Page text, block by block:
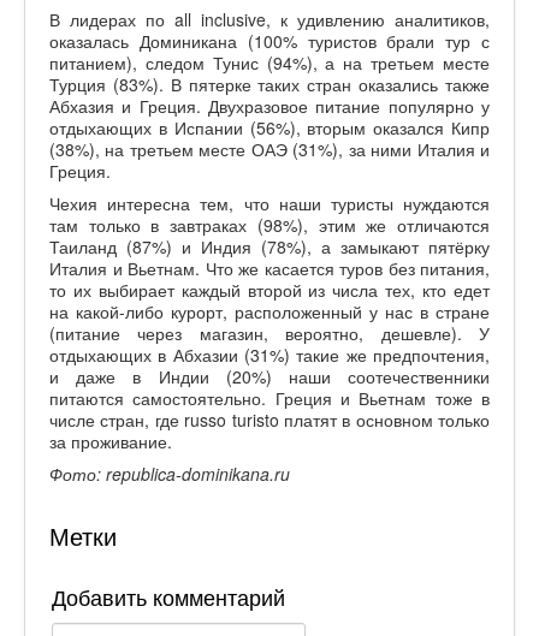
В лидерах по all inclusive, к удивлению аналитиков,
оказалась Доминикана (100% туристов брали тур с
питанием), следом Тунис (94%), а на третьем месте
Турция (83%). В пятерке таких стран оказались также
Абхазия и Греция. Двухразовое питание популярно у
отдыхающих в Испании (56%), вторым оказался Кипр
(38%), на третьем месте ОАЭ (31%), за ними Италия и
Греция.
Чехия интересна тем, что наши туристы нуждаются
там только в завтраках (98%), этим же отличаются
Таиланд (87%) и Индия (78%), а замыкают пятёрку
Италия и Вьетнам. Что же касается туров без питания,
то их выбирает каждый второй из числа тех, кто едет
на какой-либо курорт, расположенный у нас в стране
(питание через магазин, вероятно, дешевле). У
отдыхающих в Абхазии (31%) такие же предпочтения,
и даже в Индии (20%) наши соотечественники
питаются самостоятельно. Греция и Вьетнам тоже в
числе стран, где russo turisto платят в основном только
за проживание.
Фото: republica-dominikana.ru
Метки
Добавить комментарий